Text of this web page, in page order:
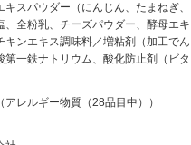
キスパウダー（にんじん、たまねぎ、
、全粉乳、チーズパウダー、酵母エキ
キンエキス調味料／増粘剤（加工でん
第一鉄ナトリウム、酸化防止剤（ビタ
アレルギー物質（28品目中））